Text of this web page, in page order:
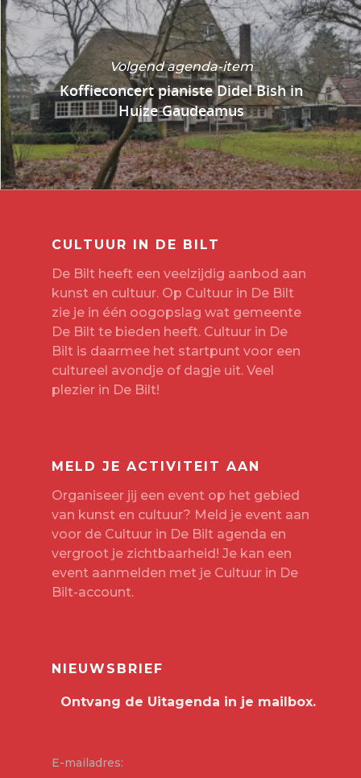
Volgend agenda-item
Koffieconcert pianiste Didel Bish in
Huize Gaudeamus
CULTUUR IN DE BILT
De Bilt heeft een veelzijdig aanbod aan
kunst en cultuur. Op Cultuur in De Bilt
zie je in één oogopslag wat gemeente
De Bilt te bieden heeft. Cultuur in De
Bilt is daarmee het startpunt voor een
cultureel avondje of dagje uit. Veel
plezier in De Bilt!
MELD JE ACTIVITEIT AAN
Organiseer jij een event op het gebied
van kunst en cultuur? Meld je event aan
voor de Cultuur in De Bilt agenda en
vergroot je zichtbaarheid! Je kan een
event aanmelden met je Cultuur in De
Bilt-account.
NIEUWSBRIEF
E-mailadres: